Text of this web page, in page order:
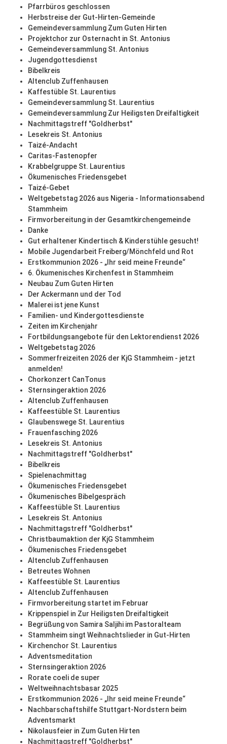
Pfarrbüros geschlossen
Herbstreise der Gut-Hirten-Gemeinde
Gemeindeversammlung Zum Guten Hirten
Projektchor zur Osternacht in St. Antonius
Gemeindeversammlung St. Antonius
Jugendgottesdienst
Bibelkreis
Altenclub Zuffenhausen
Kaffestüble St. Laurentius
Gemeindeversammlung St. Laurentius
Gemeindeversammlung Zur Heiligsten Dreifaltigkeit
Nachmittagstreff "Goldherbst"
Lesekreis St. Antonius
Taizé-Andacht
Caritas-Fastenopfer
Krabbelgruppe St. Laurentius
Ökumenisches Friedensgebet
Taizé-Gebet
Weltgebetstag 2026 aus Nigeria - Informationsabend
Stammheim
Firmvorbereitung in der Gesamtkirchengemeinde
Danke
Gut erhaltener Kindertisch & Kinderstühle gesucht!
Mobile Jugendarbeit Freiberg/Mönchfeld und Rot
Erstkommunion 2026 - „Ihr seid meine Freunde“
6. Ökumenisches Kirchenfest in Stammheim
Neubau Zum Guten Hirten
Der Ackermann und der Tod
Malerei ist jene Kunst
Familien- und Kindergottesdienste
Zeiten im Kirchenjahr
Fortbildungsangebote für den Lektorendienst 2026
Weltgebetstag 2026
Sommerfreizeiten 2026 der KjG Stammheim - jetzt
anmelden!
Chorkonzert CanTonus
Sternsingeraktion 2026
Altenclub Zuffenhausen
Kaffeestüble St. Laurentius
Glaubenswege St. Laurentius
Frauenfasching 2026
Lesekreis St. Antonius
Nachmittagstreff "Goldherbst"
Bibelkreis
Spielenachmittag
Ökumenisches Friedensgebet
Ökumenisches Bibelgespräch
Kaffeestüble St. Laurentius
Lesekreis St. Antonius
Nachmittagstreff "Goldherbst"
Christbaumaktion der KjG Stammheim
Ökumenisches Friedensgebet
Altenclub Zuffenhausen
Betreutes Wohnen
Kaffeestüble St. Laurentius
Altenclub Zuffenhausen
Firmvorbereitung startet im Februar
Krippenspiel in Zur Heiligsten Dreifaltigkeit
Begrüßung von Samira Saljihi im Pastoralteam
Stammheim singt Weihnachtslieder in Gut-Hirten
Kirchenchor St. Laurentius
Adventsmeditation
Sternsingeraktion 2026
Rorate coeli de super
Weltweihnachtsbasar 2025
Erstkommunion 2026 - „Ihr seid meine Freunde“
Nachbarschaftshilfe Stuttgart-Nordstern beim
Adventsmarkt
Nikolausfeier in Zum Guten Hirten
Nachmittagstreff "Goldherbst"